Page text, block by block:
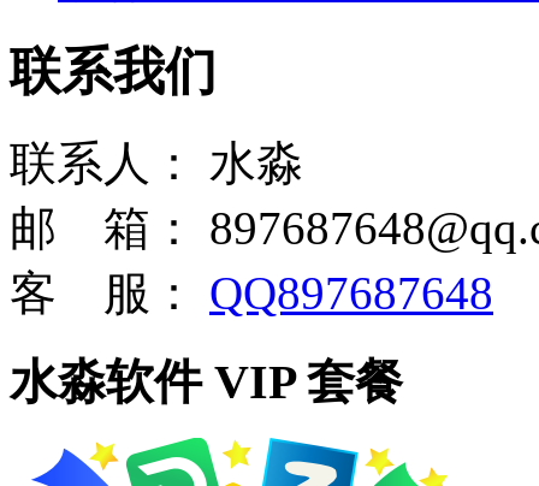
联系我们
联系人：
水淼
邮 箱：
客 服：
QQ897687648
水淼软件 VIP 套餐